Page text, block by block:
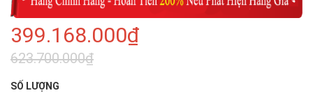
399.168.000₫
623.700.000₫
SỐ LƯỢNG